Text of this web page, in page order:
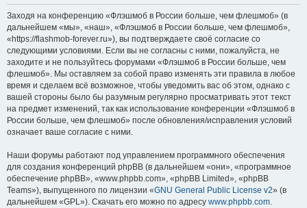
Заходя на конференцию «Флэшмоб в России больше, чем флешмоб» (в
дальнейшем «мы», «наш», «Флэшмоб в России больше, чем флешмоб»,
«https://flashmob-forever.ru»), вы подтверждаете своё согласие со
следующими условиями. Если вы не согласны с ними, пожалуйста, не
заходите и не пользуйтесь форумами «Флэшмоб в России больше, чем
флешмоб». Мы оставляем за собой право изменять эти правила в любое
время и сделаем всё возможное, чтобы уведомить вас об этом, однако с
вашей стороны было бы разумным регулярно просматривать этот текст
на предмет изменений, так как использование конференции «Флэшмоб в
России больше, чем флешмоб» после обновления/исправления условий
означает ваше согласие с ними.
Наши форумы работают под управлением программного обеспечения
для создания конференций phpBB (в дальнейшем «они», «программное
обеспечение phpBB», «www.phpbb.com», «phpBB Limited», «phpBB
Teams»), выпущенного по лицензии «GNU General Public License v2» (в
дальнейшем «GPL»). Скачать его можно по адресу www.phpbb.com.